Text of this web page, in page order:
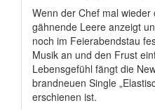
Wenn der Chef mal
gähnende Leere anzeigt
noch im Feierabendstau
Musik an und den Frust
Lebensgefühl fängt die
brandneuen Single
erschienen ist.